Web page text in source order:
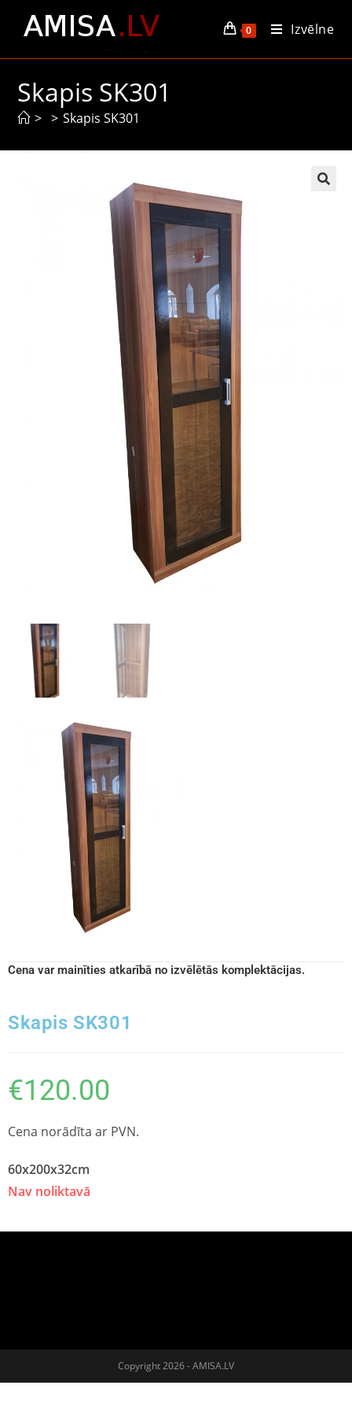
0 Izvēlne
Skapis SK301
> > Skapis SK301
Cena var mainīties atkarībā no izvēlētās komplektācijas.
Skapis SK301
€120.00
Cena norādīta ar PVN.
60x200x32cm
Nav noliktavā
Copyright 2026 - AMISA.LV